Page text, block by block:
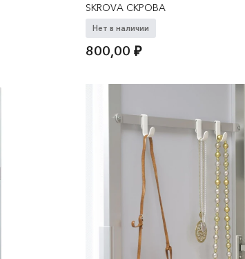
SKROVA СКРОВА
Нет в наличии
800,00 ₽